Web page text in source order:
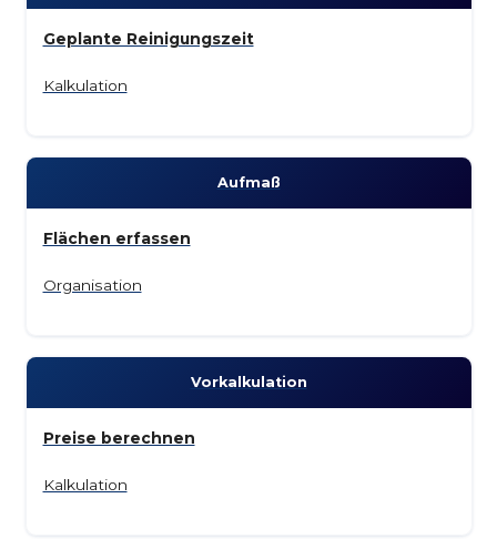
Geplante Reinigungszeit
Kalkulation
Auf­maß
Flächen erfassen
Organisation
Vor­kalkulation
Preise berechnen
Kalkulation